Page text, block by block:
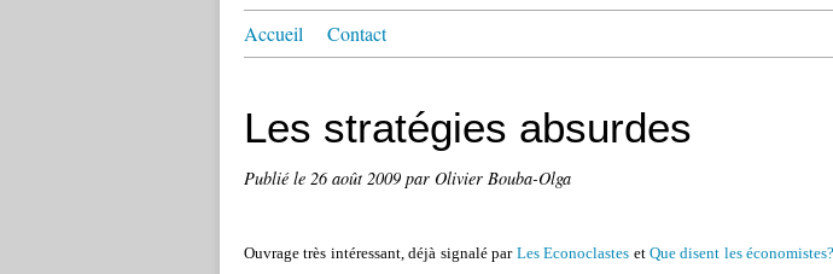
Accueil Contact
Les stratégies absurdes
Publié le 26 août 2009 par Olivier Bouba-Olga
Ouvrage très intéressant, déjà signalé par Les Econoclastes et Que disent les économistes?